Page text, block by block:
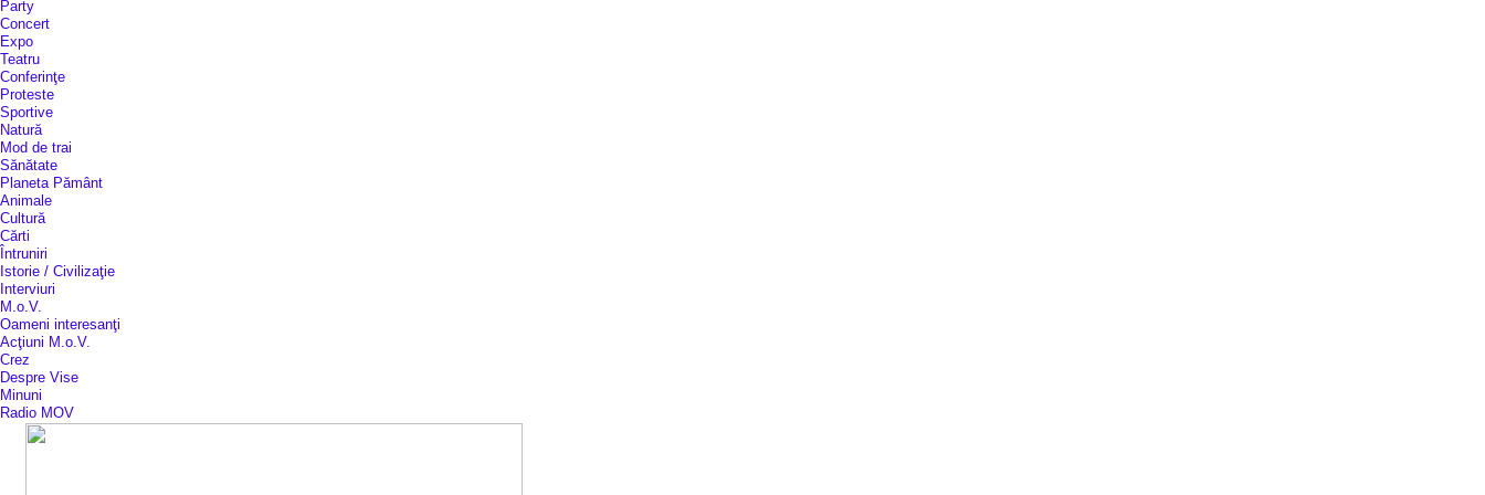
Party
Concert
Expo
Teatru
Conferinţe
Proteste
Sportive
Natură
Mod de trai
Sănătate
Planeta Pământ
Animale
Cultură
Cărti
Întruniri
Istorie / Civilizaţie
Interviuri
M.o.V.
Oameni interesanţi
Acţiuni M.o.V.
Crez
Despre Vise
Minuni
Radio MOV